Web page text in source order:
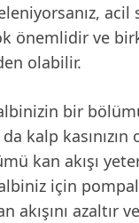
acil
önemlidir ve
olabilir.
bir
kalp
kan akışı
için
akışını